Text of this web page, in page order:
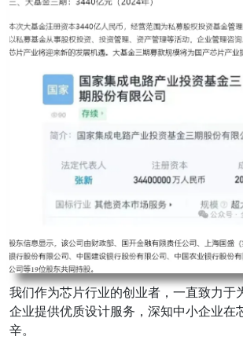
我们作为芯片行业的创业者，一直致力于
企业提供优质设计服务，深知中小企业在
辛。